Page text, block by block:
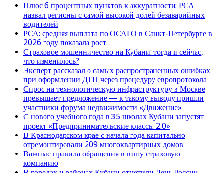
Плюс 6 процентных пунктов к аккуратности: РСА
назвал регионы с самой высокой долей безаварийных
водителей
РСА: средняя выплата по ОСАГО в Санкт-Петербурге в
2026 году показала рост
Страховое мошенничество на Кубани: тогда и сейчас,
что изменилось?
Эксперт рассказал о самых распространенных ошибках
при оформлении ДТП через процедуру европротокола
Спрос на технологическую инфраструктуру в Москве
превышает предложение — к такому выводу пришли
участники форума недвижимости «Движение»
С нового учебного года в 35 школах Кубани запустят
проект «Предпринимательские классы 2.0»
В Краснодарском крае с начала года капитально
отремонтировали 209 многоквартирных домов
Важные правила обращения в вашу страховую
компанию